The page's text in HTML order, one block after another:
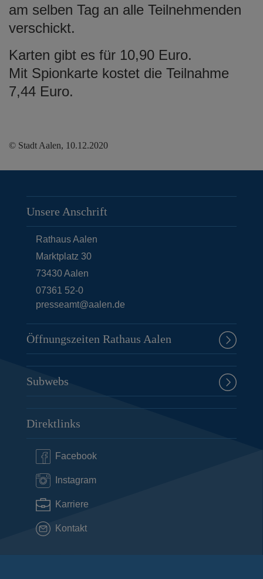
am selben Tag an alle Teilnehmenden
verschickt.
Karten gibt es für 10,90 Euro.
Mit Spionkarte kostet die Teilnahme
7,44 Euro.
© Stadt Aalen, 10.12.2020
Unsere Anschrift
Rathaus Aalen
Marktplatz 30
73430Aalen
07361 52-0
presseamt@aalen.de
Öffnungszeiten Rathaus Aalen
Subwebs
Direktlinks
Facebook
Instagram
Karriere
Kontakt